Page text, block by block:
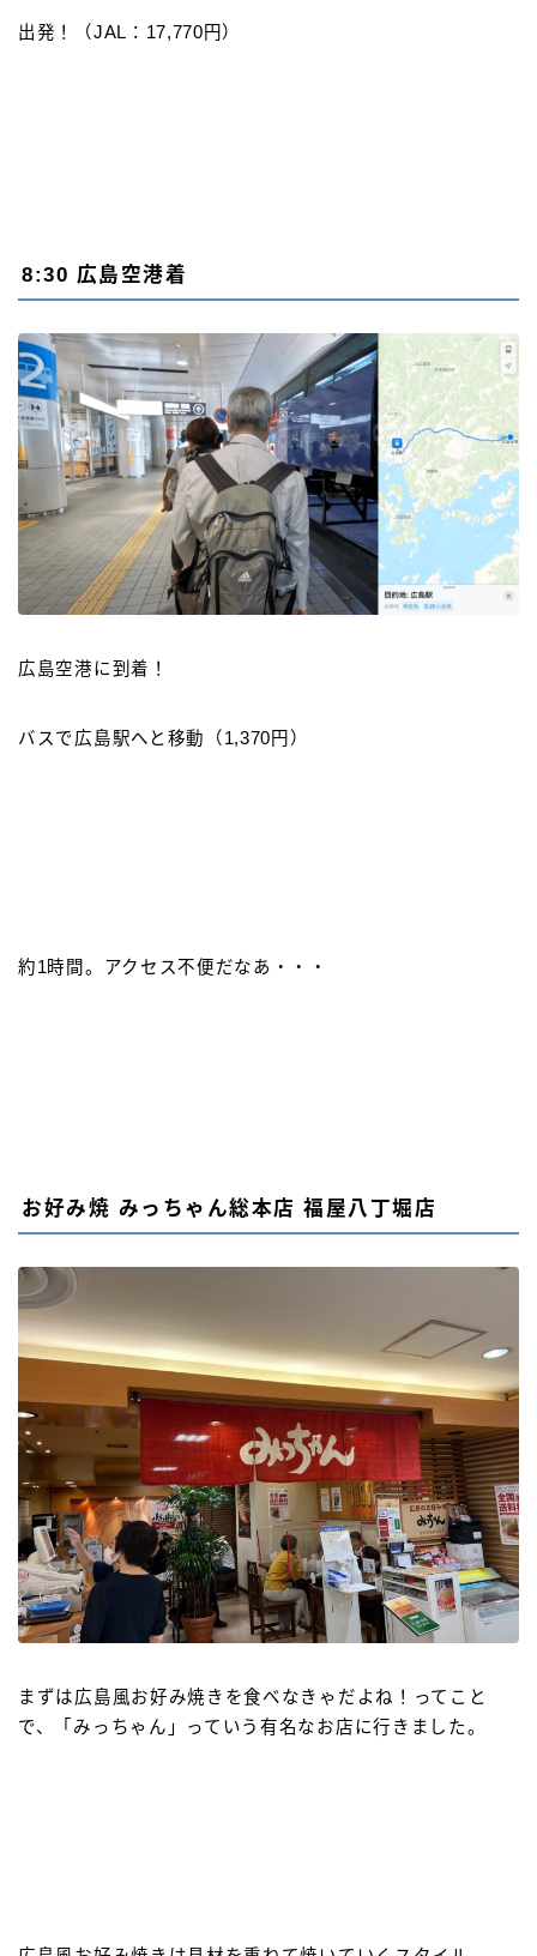
出発！（JAL：17,770円）
8:30 広島空港着
広島空港に到着！
バスで広島駅へと移動（1,370円）
約1時間。アクセス不便だなあ・・・
お好み焼 みっちゃん総本店 福屋八丁堀店
まずは広島風お好み焼きを食べなきゃだよね！ってこと
で、「みっちゃん」っていう有名なお店に行きました。